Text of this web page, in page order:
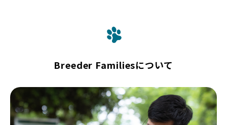
Breeder Familiesについて